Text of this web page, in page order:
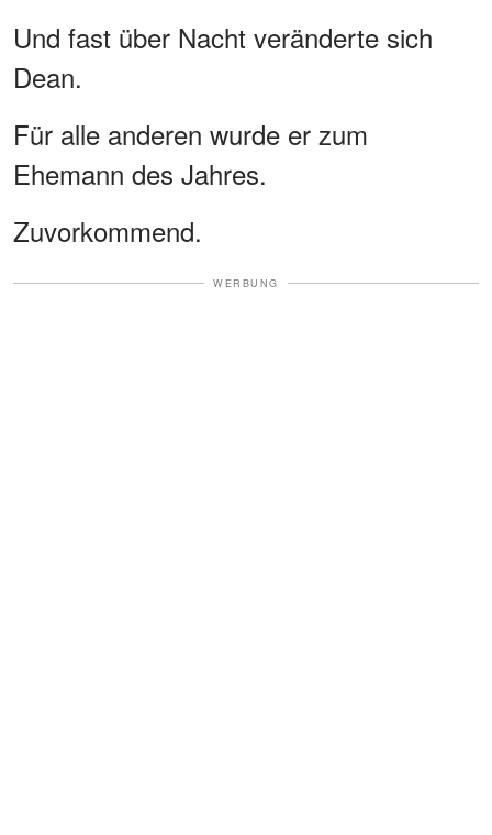
Und fast über Nacht veränderte sich
Dean.
Für alle anderen wurde er zum
Ehemann des Jahres.
Zuvorkommend.
WERBUNG